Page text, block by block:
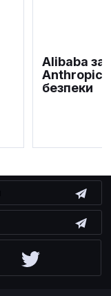
Alibaba
Anthropic
безпеки